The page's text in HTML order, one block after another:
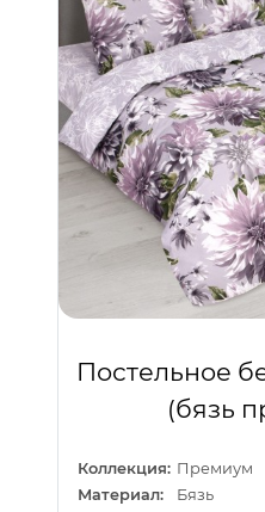
Постельное
(бязь
Коллекция: Премиум
Материал:
Бязь